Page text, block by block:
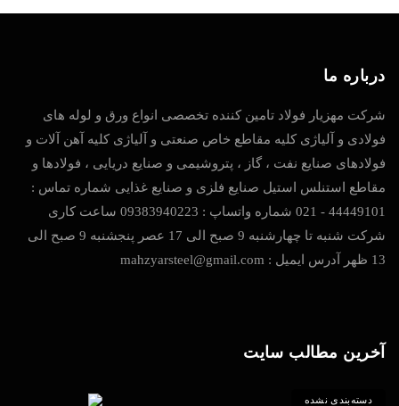
درباره ما
شرکت مهزیار فولاد تامین کننده تخصصی انواع ورق و لوله های
فولادی و آلیاژی کلیه مقاطع خاص صنعتی و آلیاژی کلیه آهن آلات و
فولادهای صنایع نفت ، گاز ، پتروشیمی و صنایع دریایی ، فولادها و
مقاطع استنلس استیل صنایع فلزی و صنایع غذایی شماره تماس :
44449101 - 021 شماره واتساپ : 09383940223 ساعت کاری
شرکت شنبه تا چهارشنبه 9 صبح الی 17 عصر پنجشنبه 9 صبح الی
13 ظهر آدرس ایمیل : mahzyarsteel@gmail.com
آخرین مطالب سایت
دسته‌بندی نشده